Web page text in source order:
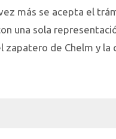
más se acepta el
una sola
zapatero de Chelm y la